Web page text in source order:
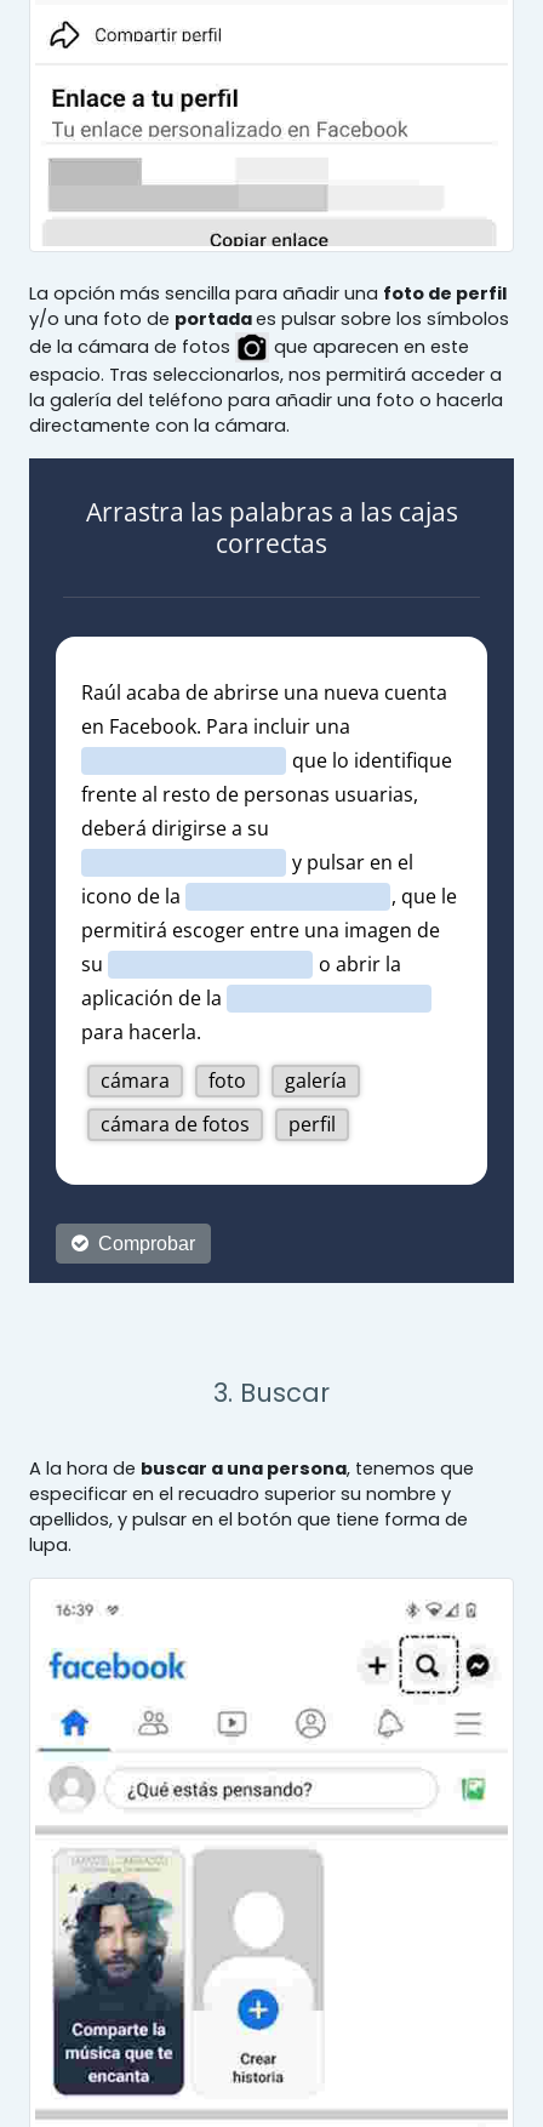
La opción más sencilla para añadir una foto de perfil
y/o una foto de portadaes pulsar sobre los símbolos
de la cámara de fotos
que aparecen en este
espacio. Tras seleccionarlos, nos permitirá acceder a
la galería del teléfono para añadir una foto o hacerla
directamente con la cámara.
3. Buscar
A la hora de buscar a una persona, tenemos que
especificar en el recuadro superior su nombre y
apellidos, y pulsar en el botón que tiene forma de
lupa.